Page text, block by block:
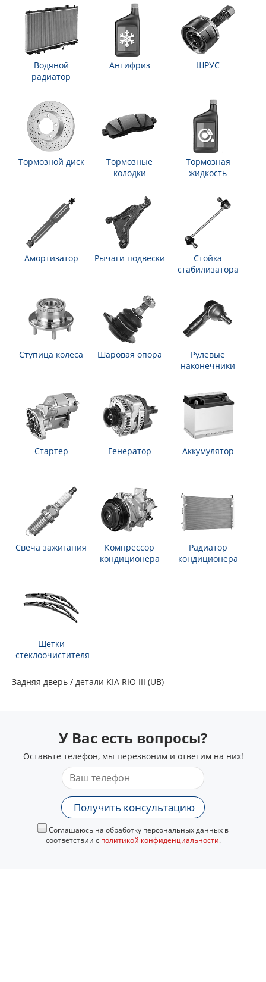
Водяной
радиатор
Антифриз ШРУС
Тормозной диск
Тормозные
колодки
Тормозная
жидкость
Амортизатор Рычаги подвески
Стойка
стабилизатора
Ступица колеса Шаровая опора
Рулевые
наконечники
Стартер Генератор Аккумулятор
Свеча зажигания
Компрессор
кондиционера
Радиатор
кондиционера
Щетки
стеклоочистителя
Задняя дверь / детали KIA RIO III (UB)
У Вас есть вопросы?
Оставьте телефон, мы перезвоним и ответим на них!
Получить консультацию
Соглашаюсь на обработку персональных данных в
соответствии с политикой конфиденциальности.